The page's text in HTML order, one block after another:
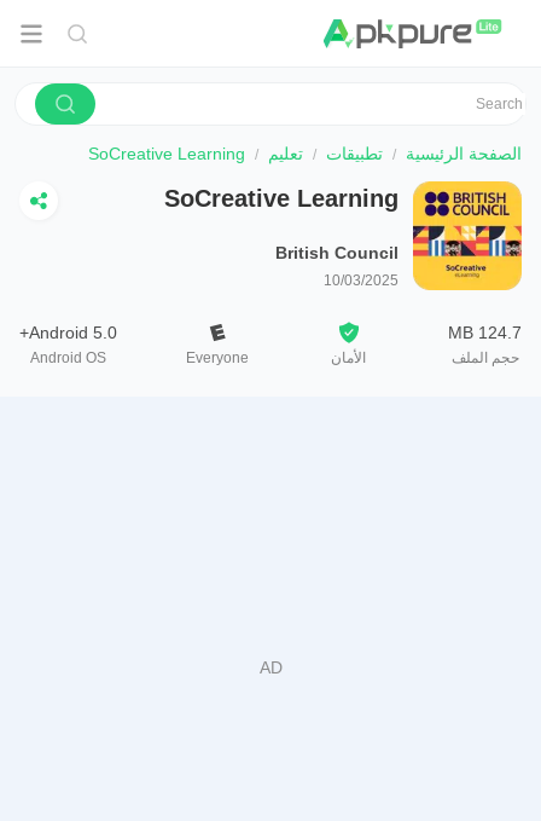
الصفحة الرئيسية تطبيقات تعليم SoCreative Learning
SoCreative Learning
British Council
10/03/2025
124.7 MB
حجم الملف الأمان Everyone
Android 5.0+
Android OS